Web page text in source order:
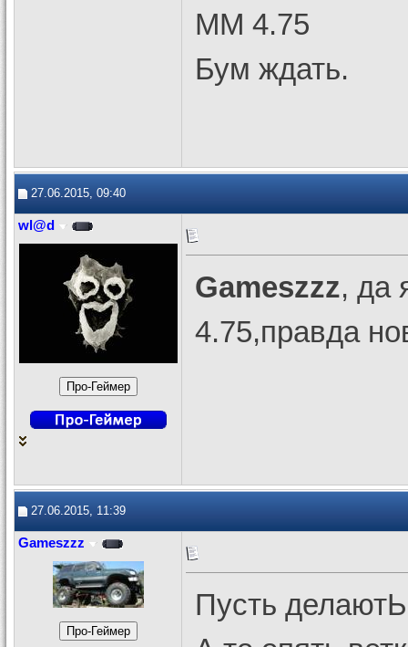
ММ 4.75
Бум ждать.
27.06.2015, 09:40
wl@d
Gameszzz, да
4.75,правда
27.06.2015, 11:39
Gameszzz
Пусть